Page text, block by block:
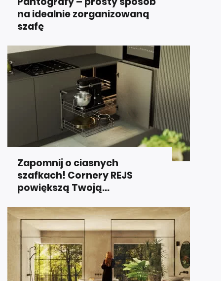
na idealnie zorganizowaną
szafę
Zapomnij o ciasnych
szafkach! Cornery REJS
powiększą Twoją...